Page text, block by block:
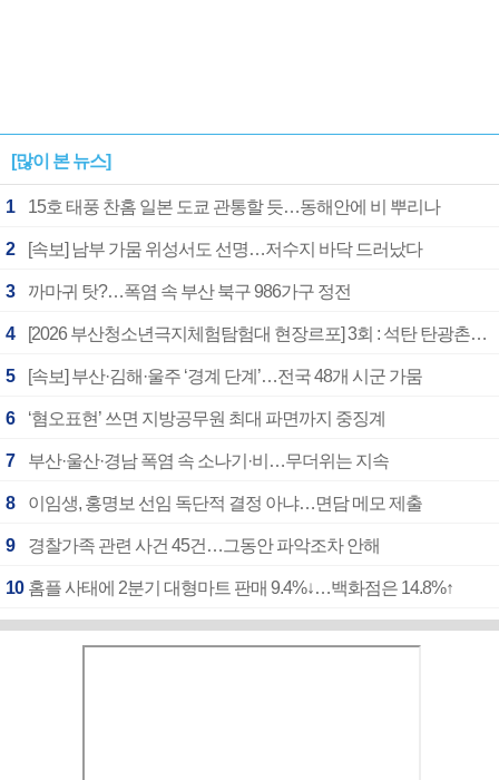
[많이 본 뉴스]
1 15호 태풍 찬홈 일본 도쿄 관통할 듯…동해안에 비 뿌리나
2 [속보] 남부 가뭄 위성서도 선명…저수지 바닥 드러났다
3 까마귀 탓?…폭염 속 부산 북구 986가구 정전
4 [2026 부산청소년극지체험탐험대 현장르포] 3회 : 석탄 탄광촌에서 북극 연구의 중심지로
5 [속보] 부산·김해·울주 ‘경계 단계’…전국 48개 시군 가뭄
6 ‘혐오표현’ 쓰면 지방공무원 최대 파면까지 중징계
7 부산·울산·경남 폭염 속 소나기·비…무더위는 지속
8 이임생, 홍명보 선임 독단적 결정 아냐…면담 메모 제출
9 경찰가족 관련 사건 45건…그동안 파악조차 안해
10 홈플 사태에 2분기 대형마트 판매 9.4%↓…백화점은 14.8%↑